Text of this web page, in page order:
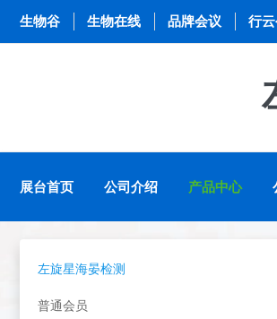
生物谷 生物在线 品牌会议 行
展台首页 公司介绍 产品中心
左旋星海晏检测
普通会员